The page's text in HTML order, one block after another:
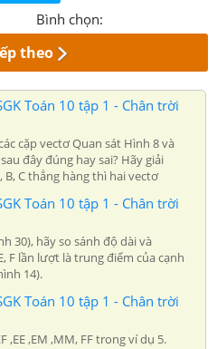
Bình chọn:
theo
Toán 10 tập 1 - Chân trời
cặp vectơ Quan sát Hình 8 và
đây đúng hay sai? Hãy giải
C thẳng hàng thì hai vectơ
Toán 10 tập 1 - Chân trời
30), hãy so sánh độ dài và
F lần lượt là trung điểm của cạnh
14).
Toán 10 tập 1 - Chân trời
,EE ,EM ,MM, FF trong ví dụ 5.